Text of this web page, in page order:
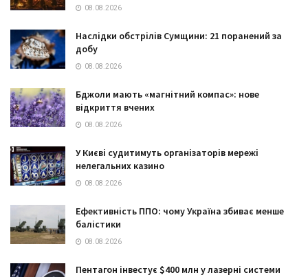
08.08.2026
Наслідки обстрілів Сумщини: 21 поранений за
добу
08.08.2026
Бджоли мають «магнітний компас»: нове
відкриття вчених
08.08.2026
У Києві судитимуть організаторів мережі
нелегальних казино
08.08.2026
Ефективність ППО: чому Україна збиває менше
балістики
08.08.2026
Пентагон інвестує $400 млн у лазерні системи